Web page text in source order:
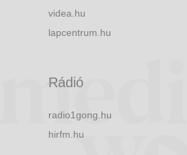
videa.hu
lapcentrum.hu
Rádió
radio1gong.hu
hirfm.hu